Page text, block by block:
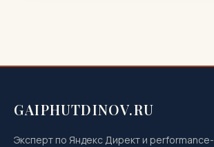
GAIPHUTDINOV.RU
Эксперт по Яндекс Директ и performance-